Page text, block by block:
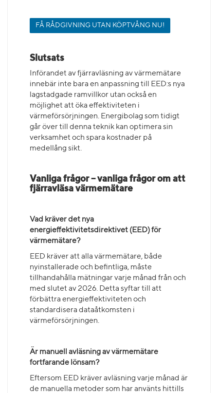
FÅ RÅDGIVNING UTAN KÖPTVÅNG NU!
Slutsats
Införandet av fjärravläsning av värmemätare
innebär inte bara en anpassning till EED:s nya
lagstadgade ramvillkor utan också en
möjlighet att öka effektiviteten i
värmeförsörjningen. Energibolag som tidigt
går över till denna teknik kan optimera sin
verksamhet och spara kostnader på
medellång sikt.
Vanliga frågor – vanliga frågor om att
fjärravläsa värmemätare
Vad kräver det nya
energieffektivitetsdirektivet (EED) för
värmemätare?
EED kräver att alla värmemätare, både
nyinstallerade och befintliga, måste
tillhandahålla mätningar varje månad från och
med slutet av 2026. Detta syftar till att
förbättra energieffektiviteten och
standardisera dataåtkomsten i
värmeförsörjningen.
Är manuell avläsning av värmemätare
fortfarande lönsam?
Eftersom EED kräver avläsning varje månad är
de manuella metoder som har använts hittills